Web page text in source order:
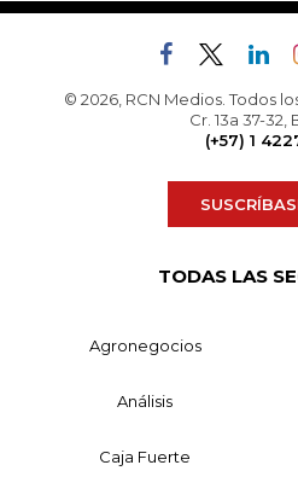
© 2026, RCN Medios. Todos
Cr. 13a 37-
(+57) 1
TODAS LAS
Agronegocios
Análisis
Caja Fuerte